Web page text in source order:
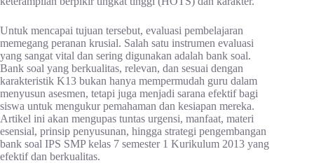
Untuk mencapai tujuan tersebut, evaluasi pembelajaran
memegang peranan krusial. Salah satu instrumen evaluasi
yang sangat vital dan sering digunakan adalah bank soal.
Bank soal yang berkualitas, relevan, dan sesuai dengan
karakteristik K13 bukan hanya mempermudah guru dalam
menyusun asesmen, tetapi juga menjadi sarana efektif bagi
siswa untuk mengukur pemahaman dan kesiapan mereka.
Artikel ini akan mengupas tuntas urgensi, manfaat, materi
esensial, prinsip penyusunan, hingga strategi pengembangan
bank soal IPS SMP kelas 7 semester 1 Kurikulum 2013 yang
efektif dan berkualitas.